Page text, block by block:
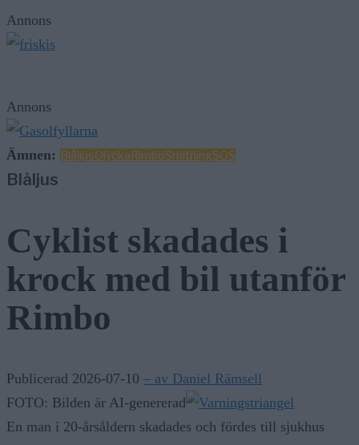
Annons
Annons
Ämnen: BlåljusOlyckaRimboSmitningSOS
Blåljus
Cyklist skadades i
krock med bil utanför
Rimbo
Publicerad 2026-07-10 – av Daniel Rämsell
FOTO: Bilden är AI-genererad
En man i 20-årsåldern skadades och fördes till sjukhus